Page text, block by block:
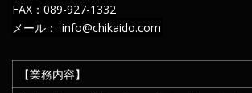
FAX：089-927-1332
メール：
info@chikaido.com
【業務内容】